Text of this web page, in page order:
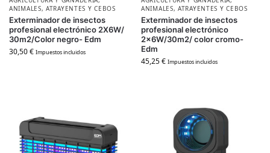
ANIMALES,ATRAYENTES Y CEBOS
Exterminador de insectos
profesional electrónico 2X6W/
30m2/Color negro- Edm
30,50€ Impuestos incluidos
ANIMALES,ATRAYENTES Y CEBOS
Exterminador de insectos
profesional electrónico
2x6W/30m2/ color cromo-
Edm
45,25€ Impuestos incluidos